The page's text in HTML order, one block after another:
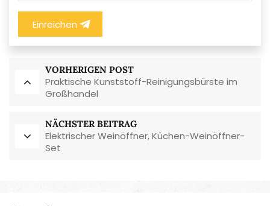
Einreichen
VORHERIGEN POST
Praktische Kunststoff-Reinigungsbürste im
Großhandel
NÄCHSTER BEITRAG
Elektrischer Weinöffner, Küchen-Weinöffner-
Set